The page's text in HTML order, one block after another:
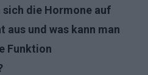
sich die Hormone auf
aus und was kann man
Funktion